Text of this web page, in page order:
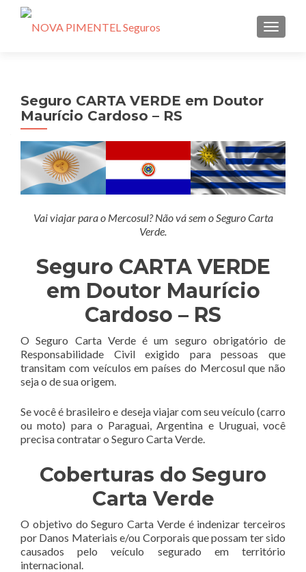
Seguro CARTA VERDE em Doutor
Maurício Cardoso – RS
Vai viajar para o Mercosul? Não vá sem o Seguro Carta
Verde.
Seguro CARTA VERDE
em Doutor Maurício
Cardoso – RS
O Seguro Carta Verde é um seguro obrigatório de
Responsabilidade Civil exigido para pessoas que
transitam com veículos em países do Mercosul que não
seja o de sua origem.
Se você é brasileiro e deseja viajar com seu veículo (carro
ou moto) para o Paraguai, Argentina e Uruguai, você
precisa contratar o Seguro Carta Verde.
Coberturas do Seguro
Carta Verde
O objetivo do Seguro Carta Verde é indenizar terceiros
por Danos Materiais e/ou Corporais que possam ter sido
causados pelo veículo segurado em território
internacional.